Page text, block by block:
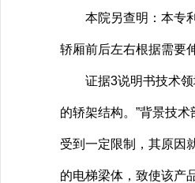
本院另查明：本专利
轿厢前后左右根据需要
证据3说明书技术领域
的轿架结构。”背景技
受到一定限制，其原因
的电梯梁体，致使该产